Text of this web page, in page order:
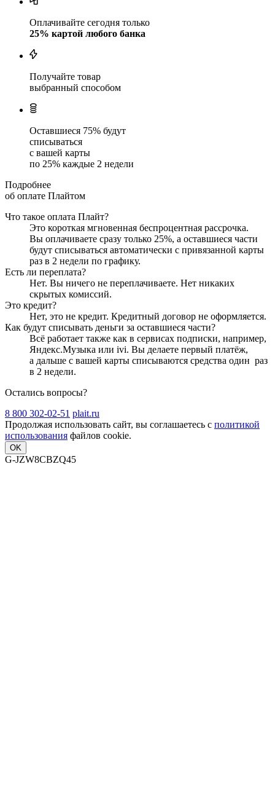
Оплачивайте сегодня только
25% картой любого банка
Получайте товар
выбранный способом
Оставшиеся 75% будут
списываться
с вашей карты
по 25% каждые 2 недели
Подробнее
об оплате Плайтом
Что такое оплата Плайт?
Это короткая мгновенная беспроцентная рассрочка.
Вы оплачиваете сразу только 25%, а оставшиеся части
будут списываться автоматически с привязанной карты
раз в 2 недели по графику.
Есть ли переплата?
Нет. Вы ничего не переплачиваете. Нет никаких
скрытых комиссий.
Это кредит?
Нет, это не кредит. Кредитный договор не оформляется.
Как будут списывать деньги за оставшиеся части?
Всё работает также как в сервисах подписки, например,
Яндекс.Музыка или ivi. Вы делаете первый платёж,
а дальше с вашей карты списываются средства один раз
в 2 недели.
Остались вопросы?
8 800 302-02-51 plait.ru
Продолжая использовать сайт, вы соглашаетесь с политикой
использования файлов cookie.
OK
G-JZW8CBZQ45